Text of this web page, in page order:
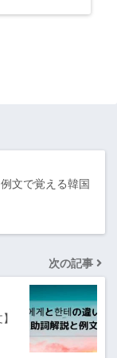
文で覚える韓国
次の記事